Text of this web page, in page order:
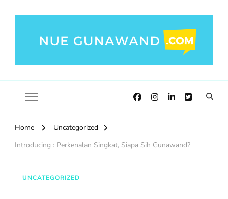
Home
Uncategorized
Introducing : Perkenalan Singkat, Siapa Sih Gunawand?
UNCATEGORIZED